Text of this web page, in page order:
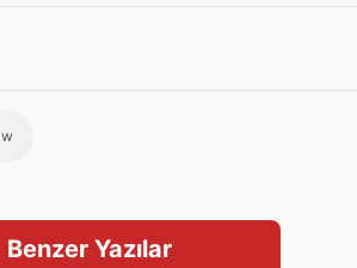
w
Benzer Yazılar